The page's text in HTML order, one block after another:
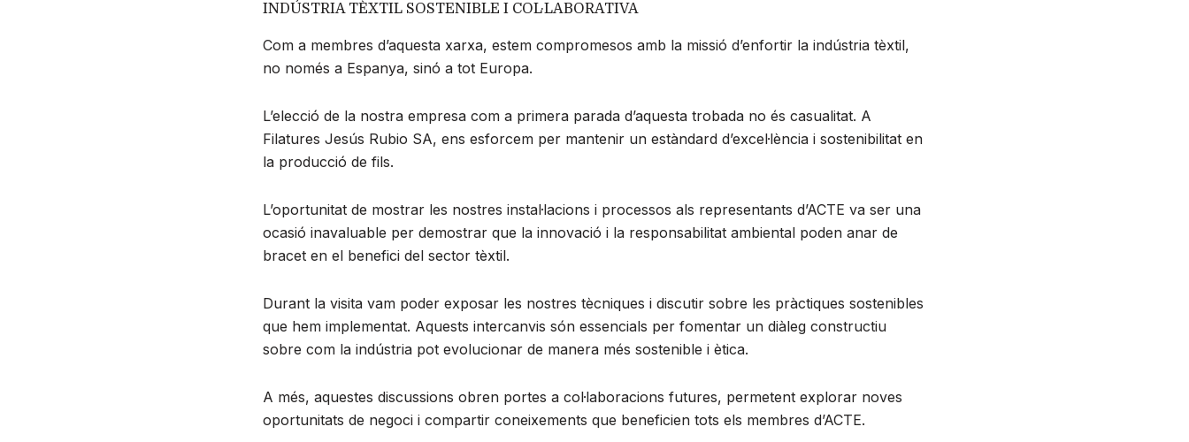
INDÚSTRIA TÈXTIL SOSTENIBLE I COL·LABORATIVA
Com a membres d’aquesta xarxa, estem compromesos amb la missió d’enfortir la indústria tèxtil,
no només a Espanya, sinó a tot Europa.
L’elecció de la nostra empresa com a primera parada d’aquesta trobada no és casualitat. A
Filatures Jesús Rubio SA, ens esforcem per mantenir un estàndard d’excel·lència i sostenibilitat en
la producció de fils.
L’oportunitat de mostrar les nostres instal·lacions i processos als representants d’ACTE va ser una
ocasió inavaluable per demostrar que la innovació i la responsabilitat ambiental poden anar de
bracet en el benefici del sector tèxtil.
Durant la visita vam poder exposar les nostres tècniques i discutir sobre les pràctiques sostenibles
que hem implementat. Aquests intercanvis són essencials per fomentar un diàleg constructiu
sobre com la indústria pot evolucionar de manera més sostenible i ètica.
A més, aquestes discussions obren portes a col·laboracions futures, permetent explorar noves
oportunitats de negoci i compartir coneixements que beneficien tots els membres d’ACTE.